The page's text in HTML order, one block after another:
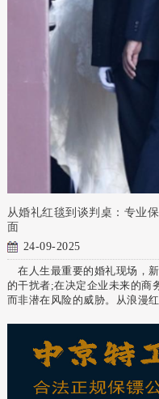
从婚礼红毯到谈判桌：专业
面
24-09-2025
在人生最重要的婚礼现场，
的干扰者;在决定企业未来的商
而非潜在风险的威胁。从浪漫